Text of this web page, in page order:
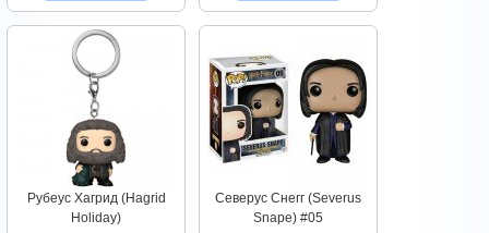
Рубеус Хагрид (Hagrid
Holiday)
Северус Снегг (Severus
Snape) #05